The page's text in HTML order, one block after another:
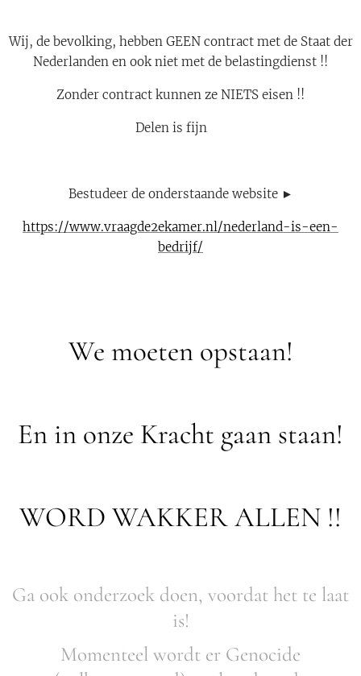
Wij, de bevolking, hebben GEEN contract met de Staat der
Nederlanden en ook niet met de belastingdienst !!
Zonder contract kunnen ze NIETS eisen !!
Delen is fijn 👍
Bestudeer de onderstaande website ►
https://www.vraagde2ekamer.nl/nederland-is-een-
bedrijf/
We moeten opstaan!
En in onze Kracht gaan staan!
WORD WAKKER ALLEN !!
Ga ook onderzoek doen, voordat het te laat
is!
Momenteel wordt er Genocide